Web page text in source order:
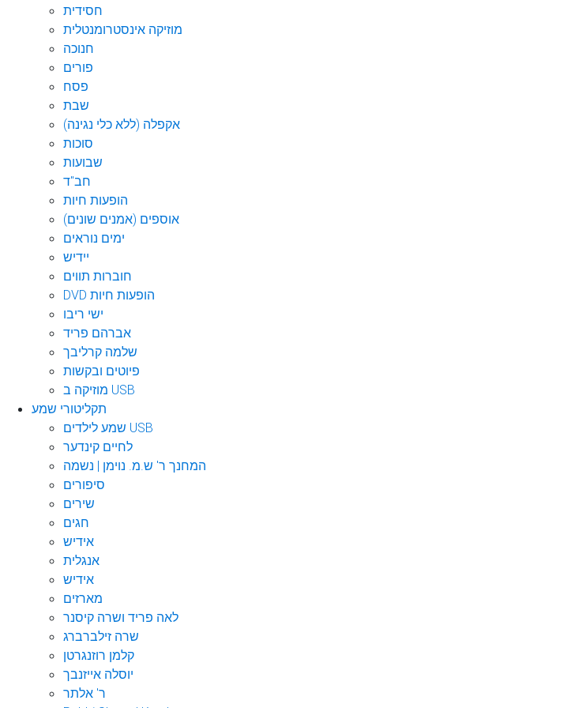
חסידית
מוזיקה אינסטרומנטלית
חנוכה
פורים
פסח
שבת
אקפלה (ללא כלי נגינה)
סוכות
שבועות
חב"ד
הופעות חיות
אוספים (אמנים שונים)
ימים נוראים
יידיש
חוברות תווים
DVD הופעות חיות
ישי ריבו
אברהם פריד
שלמה קרליבך
פיוטים ובקשות
מוזיקה ב USB
תקליטורי שמע
שמע לילדים USB
לחיים קינדער
המחנך ר' ש.מ. נוימן | נשמה
סיפורים
שירים
חגים
אידיש
אנגלית
אידיש
מארזים
לאה פריד ושרה קיסנר
שרה זילברברג
קלמן רוזנגרטן
יוסלה אייזנבך
ר' אלתר